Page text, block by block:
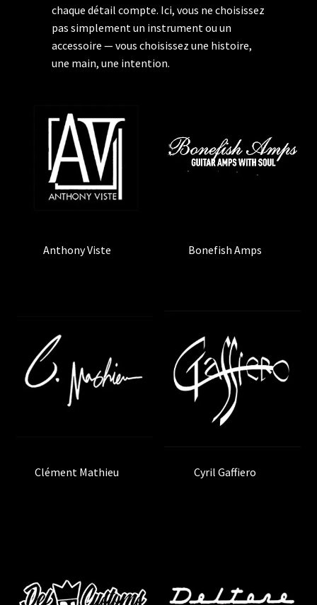
chaque détail compte. Ici, vous ne choisissez
pas simplement un instrument ou un
accessoire — vous choisissez une histoire,
une main, une intention.
Anthony Viste Bonefish Amps
Clément Mathieu Cyril Gaffiero